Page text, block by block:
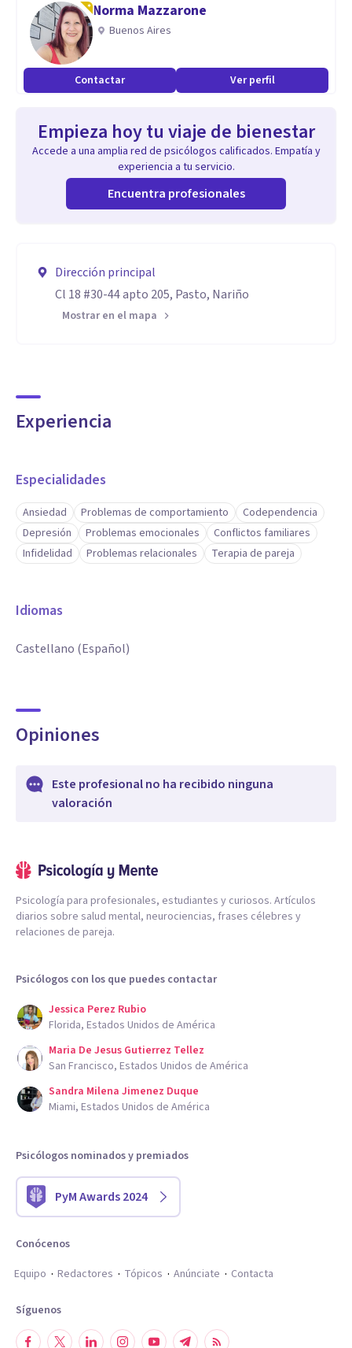
Norma Mazzarone
Buenos Aires
Contactar Ver perfil
Empieza hoy tu viaje de bienestar
Accede a una amplia red de psicólogos calificados. Empatía y
experiencia a tu servicio.
Encuentra profesionales
Dirección principal
Cl 18 #30-44 apto 205, Pasto, Nariño
Mostrar en el mapa
Experiencia
Especialidades
Ansiedad Problemas de comportamiento
Codependencia
Depresión
Problemas emocionales
Conflictos familiares
Infidelidad
Problemas relacionales Terapia de pareja
Idiomas
Castellano (Español)
Opiniones
Este profesional no ha recibido ninguna
valoración
Psicología para profesionales, estudiantes y curiosos. Artículos
diarios sobre salud mental, neurociencias, frases célebres y
relaciones de pareja.
Psicólogos con los que puedes contactar
Jessica Perez Rubio
Florida, Estados Unidos de América
Maria De Jesus Gutierrez Tellez
San Francisco, Estados Unidos de América
Sandra Milena Jimenez Duque
Miami, Estados Unidos de América
Psicólogos nominados y premiados
PyM Awards 2024
Conócenos
Equipo
Redactores Tópicos Anúnciate Contacta
Síguenos